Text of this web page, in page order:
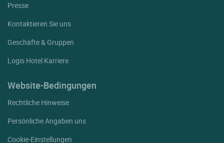
Presse
Kontaktieren Sie uns
Geschäfte & Gruppen
Logis Hotel Karriere
Website-Bedingungen
Rechtliche Hinweise
Persönliche Angaben uns
Cookie-Einstellungen